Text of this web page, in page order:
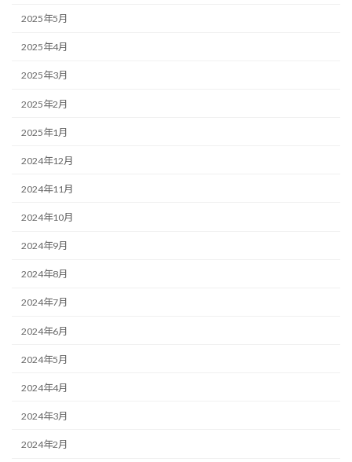
2025年5月
2025年4月
2025年3月
2025年2月
2025年1月
2024年12月
2024年11月
2024年10月
2024年9月
2024年8月
2024年7月
2024年6月
2024年5月
2024年4月
2024年3月
2024年2月